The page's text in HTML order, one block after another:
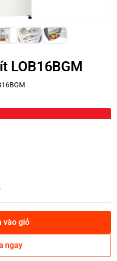
LOB16BGM
vào giỏ
ngay